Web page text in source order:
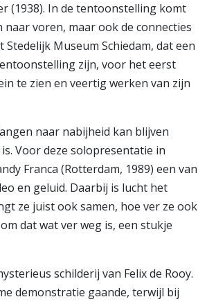
(1938). In de tentoonstelling komt
voren, maar ook de connecties
Museum Schiedam, dat een
zijn, voor het eerst
te zien en veertig werken van zijn
naar nabijheid kan blijven
Voor deze solopresentatie in
Franca (Rotterdam, 1989) een van
en geluid. Daarbij is lucht het
ze juist ook samen, hoe ver ze ook
dat wat ver weg is, een stukje
schilderij van Felix de Rooy.
demonstratie gaande, terwijl bij